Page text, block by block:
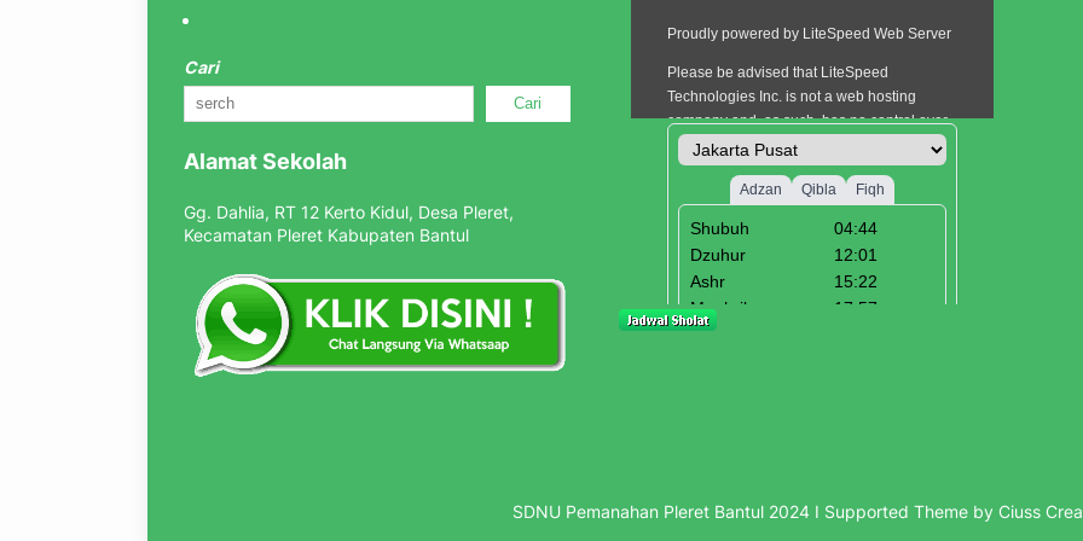
Cari
Cari
Alamat Sekolah
Gg. Dahlia, RT 12 Kerto Kidul, Desa Pleret,
Kecamatan Pleret Kabupaten Bantul
SDNU Pemanahan Pleret Bantul 2024 I Supported Theme by Ciuss